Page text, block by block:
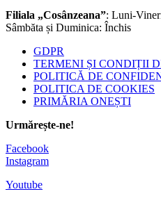
Filiala „Cosânzeana”: Luni-
Sâmbăta și Duminica: Închis
GDPR
TERMENI ȘI CONDIȚII
POLITICĂ DE
POLITICA DE COOKIES
PRIMĂRIA ONEȘTI
Urmărește-ne!
Facebook
Instagram
Youtube